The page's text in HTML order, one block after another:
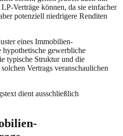
Verträge können, da sie einfacher
potenziell niedrigere Renditen
eines Immobilien-
hypothetische gewerbliche
typische Struktur und die
Vertrags veranschaulichen
dient ausschließlich